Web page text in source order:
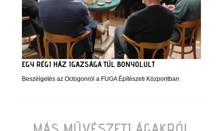
EGY RÉGI HÁZ IGAZSÁGA TÚL BONYOLULT
Beszélgetés az Octogonról a FUGA Építészeti Központban